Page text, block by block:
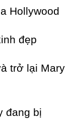
Hollywood
đẹp
trở lại Mary
đang bị